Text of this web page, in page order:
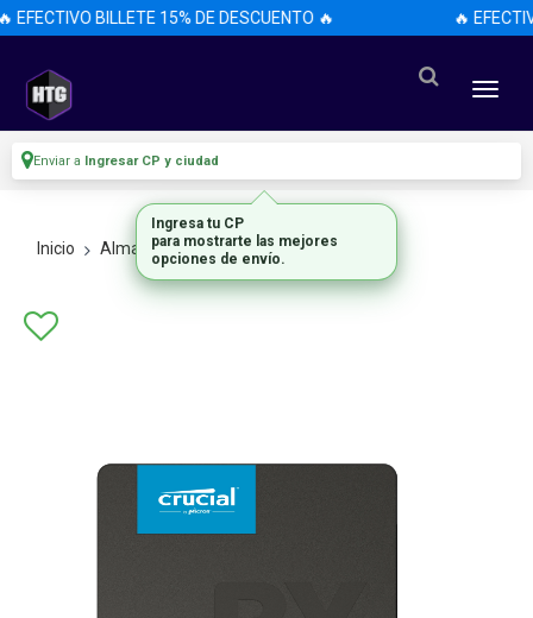
EFECTIVO BILLETE 15% DE DESCUENTO 🔥 🔥
Enviar a Ingresar CP y ciudad
Inicio Almacenamiento Discos Ssd
Ingresa tu CP
para mostrarte las mejores
opciones de envío.